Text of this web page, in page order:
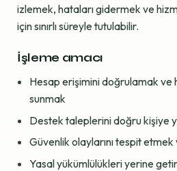
izlemek, hataları gidermek ve
için sınırlı süreyle tutulabilir.
İşleme amacı
Hesap erişimini doğrulamak ve
sunmak
Destek taleplerini doğru kişiye
Güvenlik olaylarını tespit
Yasal yükümlülükleri yerine